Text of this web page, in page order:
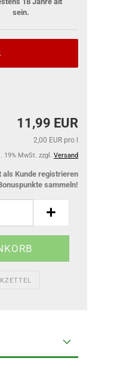
sein.
11,99 EUR
2,00 EUR pro l
19% MwSt. zzgl. Versand
als Kunde registrieren
sammeln!